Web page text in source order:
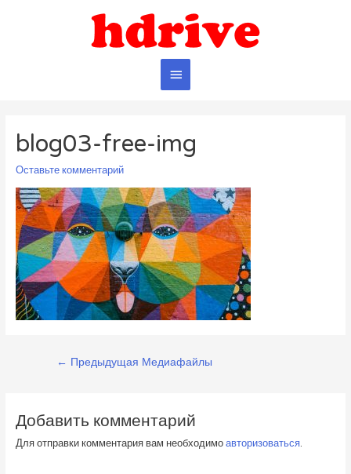
Главное
blog03-free-img
Оставьте комментарий
Навигация
записям
← Предыдущая Медиафайлы
Добавить комментарий
Для отправки комментария вам необходимоавторизоваться.